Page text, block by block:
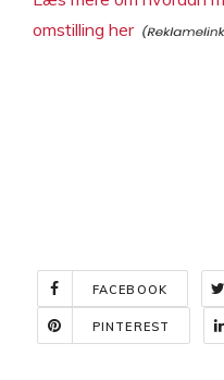
omstilling her
FACEBOOK
PINTEREST